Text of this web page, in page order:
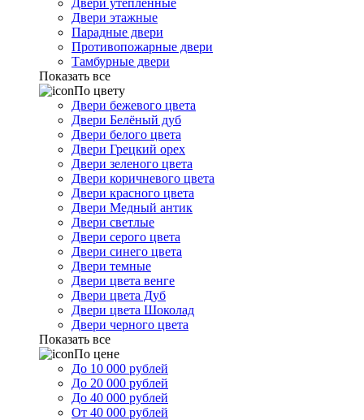
Двери утепленные
Двери этажные
Парадные двери
Противопожарные двери
Тамбурные двери
Показать все
По цвету
Двери бежевого цвета
Двери Белёный дуб
Двери белого цвета
Двери Грецкий орех
Двери зеленого цвета
Двери коричневого цвета
Двери красного цвета
Двери Медный антик
Двери светлые
Двери серого цвета
Двери синего цвета
Двери темные
Двери цвета венге
Двери цвета Дуб
Двери цвета Шоколад
Двери черного цвета
Показать все
По цене
До 10 000 рублей
До 20 000 рублей
До 40 000 рублей
От 40 000 рублей